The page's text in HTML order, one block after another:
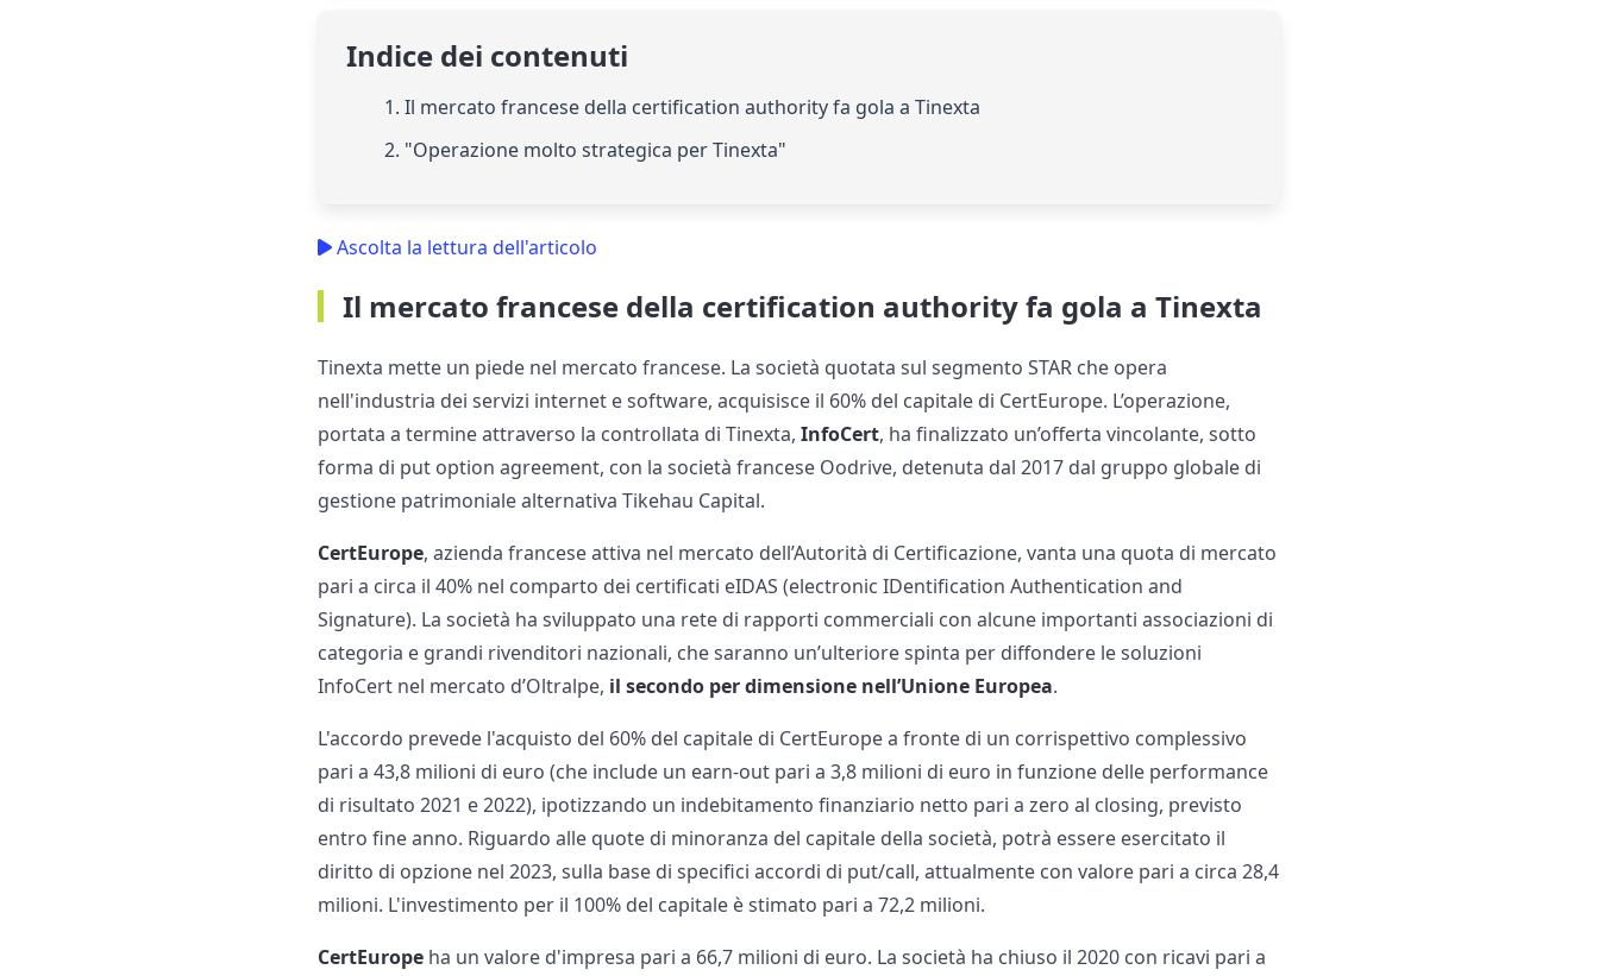
Indice dei contenuti
1. Il mercato francese della certification authority fa gola a Tinexta
2. "Operazione molto strategica per Tinexta"
Ascolta la lettura dell'articolo
Il mercato francese della certification authority fa gola a Tinexta
Tinexta mette un piede nel mercato francese. La società quotata sul segmento STAR che opera
nell'industria dei servizi internet e software, acquisisce il 60% del capitale di CertEurope. L’operazione,
portata a termine attraverso la controllata di Tinexta,InfoCert, ha finalizzato un’offerta vincolante, sotto
forma di put option agreement, con la società francese Oodrive, detenuta dal 2017 dal gruppo globale di
gestione patrimoniale alternativa Tikehau Capital.
CertEurope, azienda francese attiva nel mercato dell’Autorità di Certificazione, vanta una quota di mercato
pari a circa il 40% nel comparto dei certificati eIDAS (electronic IDentification Authentication and
Signature). La società ha sviluppato una rete di rapporti commerciali con alcune importanti associazioni di
categoria e grandi rivenditori nazionali, che saranno un’ulteriore spinta per diffondere le soluzioni
InfoCert nel mercato d’Oltralpe, il secondo per dimensione nell’Unione Europea.
L'accordo prevede l'acquisto del 60% del capitale di CertEurope a fronte di un corrispettivo complessivo
pari a 43,8 milioni di euro (che include un earn-out pari a 3,8 milioni di euro in funzione delle performance
di risultato 2021 e 2022), ipotizzando un indebitamento finanziario netto pari a zero al closing, previsto
entro fine anno. Riguardo alle quote di minoranza del capitale della società, potrà essere esercitato il
diritto di opzione nel 2023, sulla base di specifici accordi di put/call, attualmente con valore pari a circa 28,4
milioni. L'investimento per il 100% del capitale è stimato pari a 72,2 milioni.
CertEurope ha un valore d'impresa pari a 66,7 milioni di euro. La società ha chiuso il 2020 con ricavi pari a